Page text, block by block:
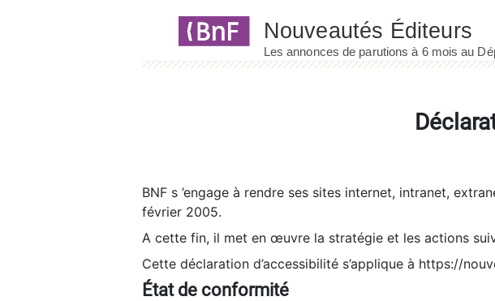
BNF s ’engage à rendre ses sites internet, intranet,
février 2005.
A cette fin, il met en œuvre la stratégie et les actions
Cette déclaration d’accessibilité s’applique à https://
État de conformité